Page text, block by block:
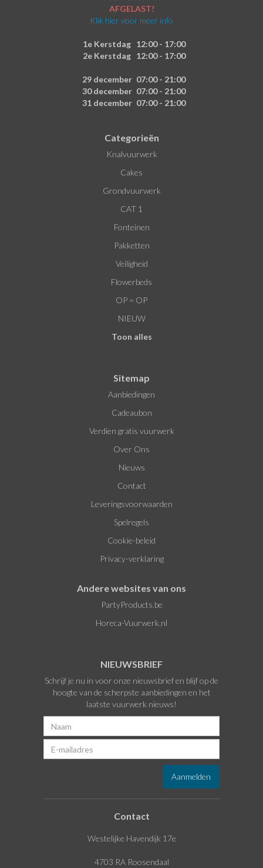
AFGELAST!
Klik hier voor meer info
1e Kerstdag 12:00 - 17:00
2e Kerstdag 12:00 - 17:00
29 december 07:00 - 21:00
30 december 07:00 - 21:00
31 december 07:00 - 21:00
Categorieën
Knalvuurwerk
Cakes
Grondvuurwerk
CAT 1
Fonteinen
Pakketten
Veiligheid
Flowerbeds
OP = OP
NIEUW
Toon alles
Sitemap
Aanbiedingen
Cadeaubon
Verdien gratis vuurwerk
Over Ons
Nieuws
Contact
Leveringsvoorwaarden
Spelregels
Cookie-beleid
Privacy-verklaring
Andere websites van ons
PartyProducts.be
Horeca-Vuurwerk.nl
NIEUWSBRIEF
Schrijf je nu in voor onze nieuwsbrief en blijf op de
hoogte van de scherpste aanbiedingen en het
laatste vuurwerk nieuws!
Contact
Westelijke Havendijk 17e
4703 RA Roosendaal